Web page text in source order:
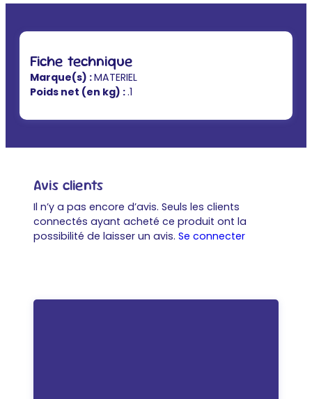
Fiche technique
Marque(s) :MATERIEL
Poids net (en kg) :.1
Avis clients
Il n’y a pas encore d’avis. Seuls les clients
connectés ayant acheté ce produit ont la
possibilité de laisser un avis. Se connecter